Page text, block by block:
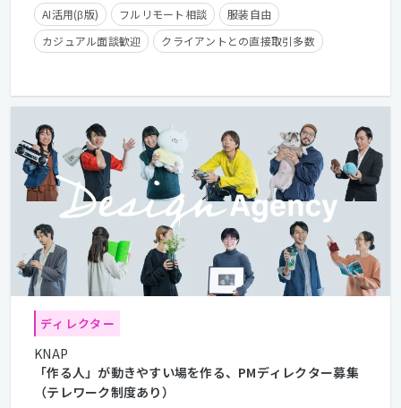
AI活用(β版) フルリモート相談
服装自由
カジュアル面談歓迎
クライアントとの直接取引多数
フレックスタイム制
在宅勤務可
ディレクター
KNAP
「作る人」が動きやすい場を作る、PMディレクター募集
（テレワーク制度あり）